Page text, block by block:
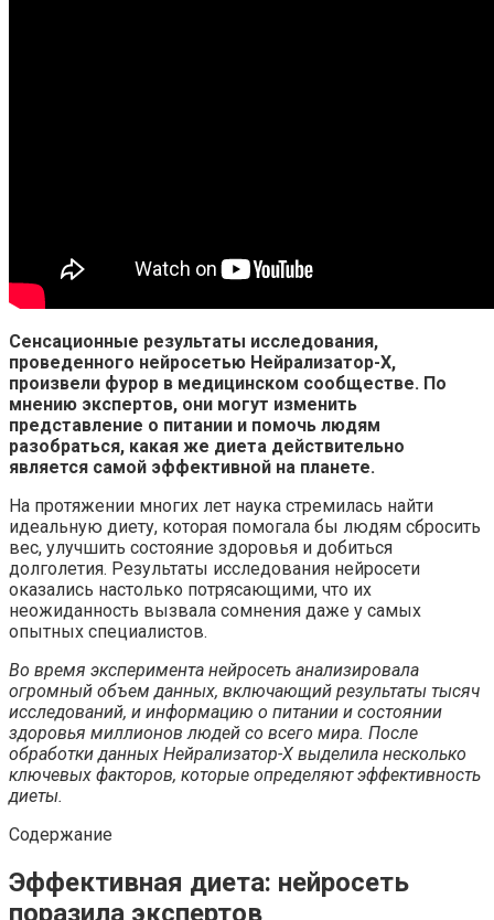
Сенсационные результаты исследования,
проведенного нейросетью Нейрализатор-X,
произвели фурор в медицинском сообществе. По
мнению экспертов, они могут изменить
представление о питании и помочь людям
разобраться, какая же диета действительно
является самой эффективной на планете.
На протяжении многих лет наука стремилась найти
идеальную диету, которая помогала бы людям сбросить
вес, улучшить состояние здоровья и добиться
долголетия. Результаты исследования нейросети
оказались настолько потрясающими, что их
неожиданность вызвала сомнения даже у самых
опытных специалистов.
Во время эксперимента нейросеть анализировала
огромный объем данных, включающий результаты тысяч
исследований, и информацию о питании и состоянии
здоровья миллионов людей со всего мира. После
обработки данных Нейрализатор-X выделила несколько
ключевых факторов, которые определяют эффективность
диеты.
Содержание
Эффективная диета: нейросеть
поразила экспертов